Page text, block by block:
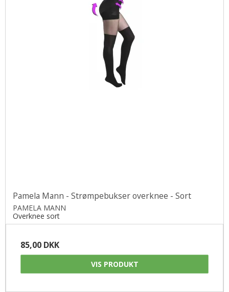
Pamela Mann - Strømpebukser overknee - Sort
PAMELA MANN
Overknee sort
85,00 DKK
VIS PRODUKT